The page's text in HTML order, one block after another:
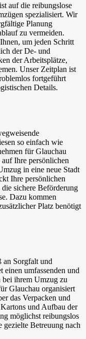
auf die reibungslose
spezialisiert. Wir
Planung
zu vermeiden.
um jeden Schritt
der De- und
der Arbeitsplätze,
Unser Zeitplan ist
fortgeführt
Details.
so einfach wie
für Glauchau
Ihre persönlichen
in eine neue Stadt
Ihre persönlichen
sichere Beförderung
Dazu kommen
Platz benötigt
an Sorgfalt und
einen umfassenden und
bei ihrem Umzug zu
Glauchau organisiert
das Verpacken und
und Aufbau der
möglichst reibungslos
gezielte Betreuung nach